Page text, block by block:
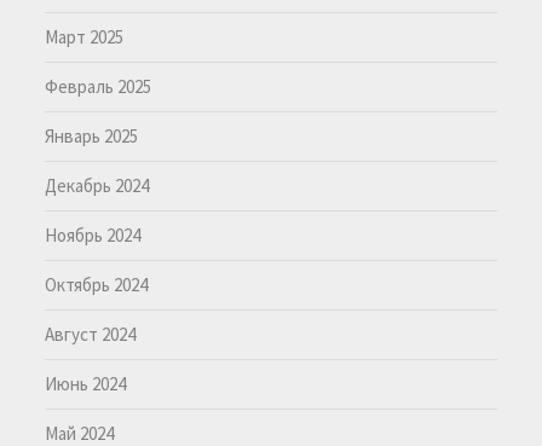
Март 2025
Февраль 2025
Январь 2025
Декабрь 2024
Ноябрь 2024
Октябрь 2024
Август 2024
Июнь 2024
Май 2024